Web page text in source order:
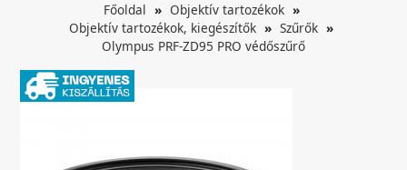
Főoldal
Objektív tartozékok
Objektív tartozékok, kiegészítők
Szűrők
Olympus PRF-ZD95 PRO védőszűrő